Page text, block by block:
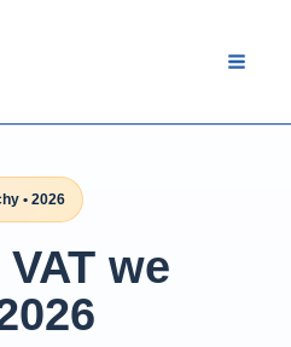
• 2026
we